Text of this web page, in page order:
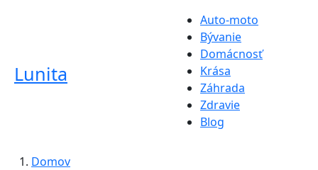
Lunita
Auto-moto
Bývanie
Domácnosť
Krása
Záhrada
Zdravie
Blog
Domov